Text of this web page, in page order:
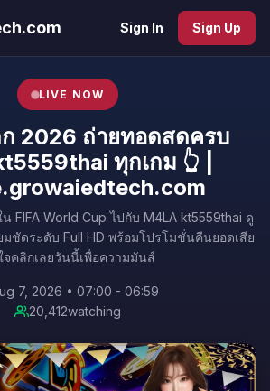
Sign In Sign Up
LIVE NOW
2026 ถ่ายทอดสดครบ
ทุกเกม 👆 |
FIFA World Cup ไปกับ M4LA kt5559thai ดู
ชัดระดับ Full HD พร้อมโปรโมชั่นคืนยอดเสีย
จคลิกเลยวันนี้เพื่อความมันส์
7, 2026 • 07:00 - 06:59
20,412watching